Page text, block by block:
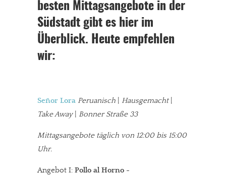
besten Mittagsangebote in der
Südstadt gibt es hier im
Überblick. Heute empfehlen
wir:
Señor Lora Peruanisch Hausgemacht|
Take Away| Bonner Straße 33
Mittagsangebote täglich von 12:00 bis 15:00
Uhr.
Angebot I: Pollo al Horno -